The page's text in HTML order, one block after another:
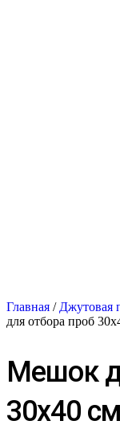
Главная / Джутовая
для отбора проб
Мешок
30х40